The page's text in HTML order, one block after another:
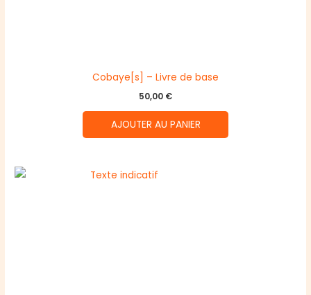
Cobaye[s] – Livre de base
50,00 €
AJOUTER AU PANIER